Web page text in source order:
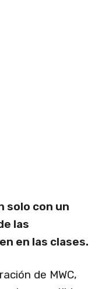
solo con un
las
en las clases.
de MWC,